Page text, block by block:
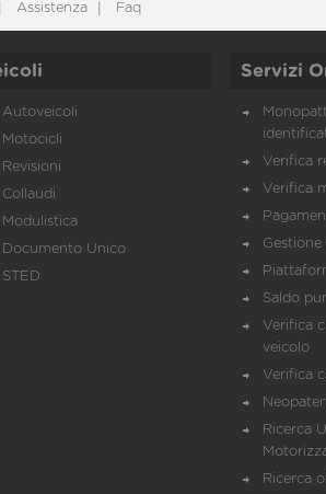
Assistenza Faq
Autoveicoli
Motocicli
Revisioni
Collaudi
Modulistica
Documento Unico
STED
Servizi
Verifica
Verifica
Saldo
Verifica
veicolo
Verifica
Ricerca
Ricerca